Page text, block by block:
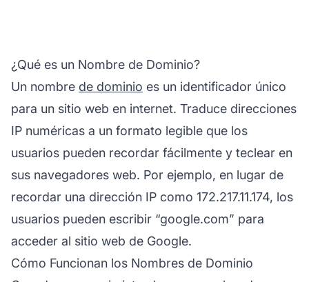
¿Qué es un Nombre de Dominio?
Un nombre de dominio es un identificador único
para un sitio web en internet. Traduce direcciones
IP numéricas a un formato legible que los
usuarios pueden recordar fácilmente y teclear en
sus navegadores web. Por ejemplo, en lugar de
recordar una dirección IP como 172.217.11.174, los
usuarios pueden escribir “google.com” para
acceder al sitio web de Google.
Cómo Funcionan los Nombres de Dominio